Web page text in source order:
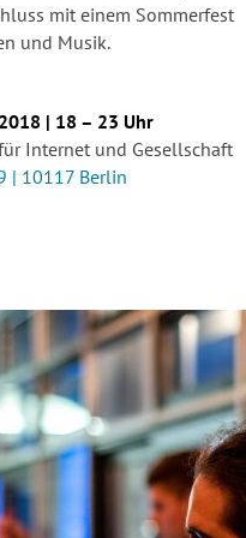
mit einem Sommerfest
und Musik.
| 18 – 23 Uhr
Internet und Gesellschaft
| 10117 Berlin